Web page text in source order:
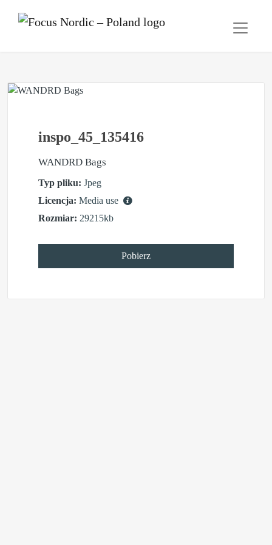
inspo_45_135416
WANDRD Bags
Typ pliku: Jpeg
Licencja: Media use
Rozmiar: 29215kb
Pobierz